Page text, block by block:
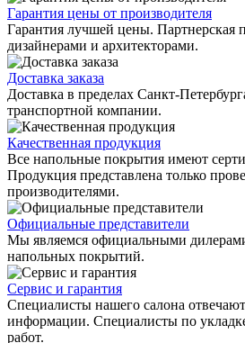
Гарантия цены от производителя
Гарантия лучшей цены. Партнерская
дизайнерами и архитекторами.
Доставка заказа
Доставка в пределах Санкт-
транспортной компании.
Качественная продукция
Все напольные покрытия имеют
Продукция представлена только
производителями.
Официальные представители
Мы являемся официальными
напольных покрытий.
Сервис и гарантия
Специалисты нашего салона отвечают
информации. Специалисты по
работ.